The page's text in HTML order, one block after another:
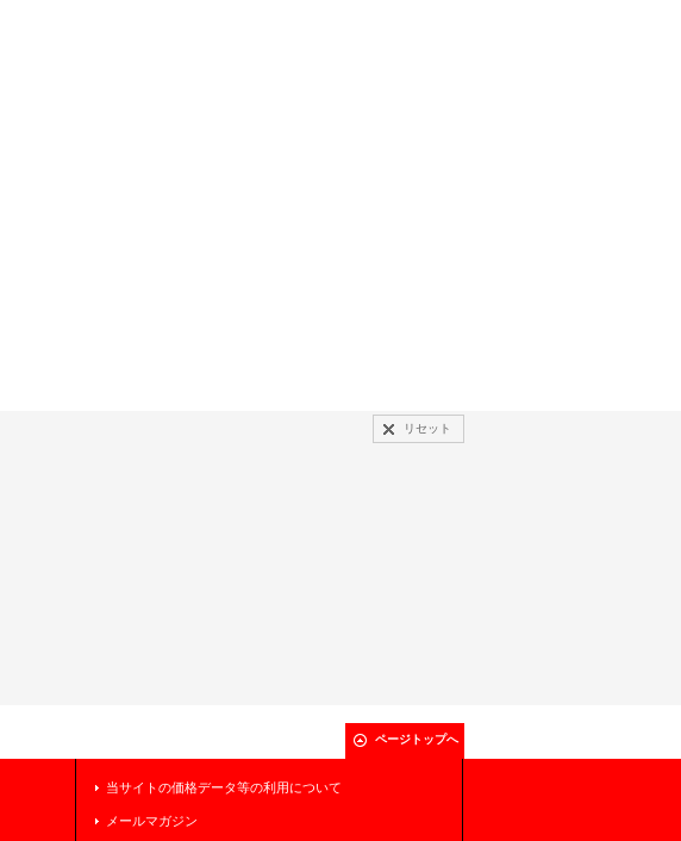
リセット
ページトップへ
当サイトの価格データ等の利用について
メールマガジン